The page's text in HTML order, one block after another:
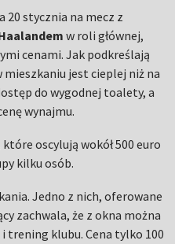
20 stycznia na mecz z
w roli głównej,
cenami. Jak podkreślają
jest cieplej niż na
do wygodnej toalety, a
wynajmu.
oscylują wokół 500 euro
kilku osób.
Jedno z nich, oferowane
zachwala, że z okna można
trening klubu. Cena tylko 100